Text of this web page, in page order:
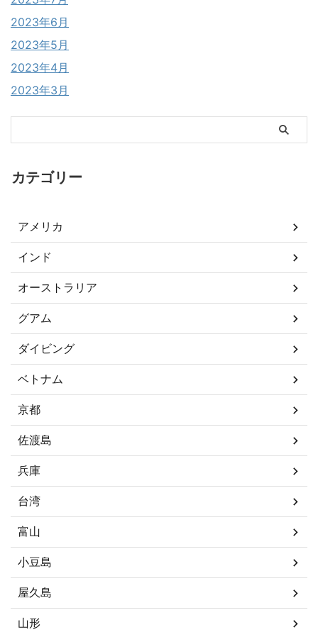
2023年6月
2023年5月
2023年4月
2023年3月
カテゴリー
アメリカ
インド
オーストラリア
グアム
ダイビング
ベトナム
京都
佐渡島
兵庫
台湾
富山
小豆島
屋久島
山形